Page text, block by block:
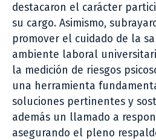
destacaron el carácter
su cargo. Asimismo,
promover el cuidado de la
ambiente laboral
la medición de riesgos
una herramienta
soluciones pertinentes y
además un llamado a
asegurando el pleno